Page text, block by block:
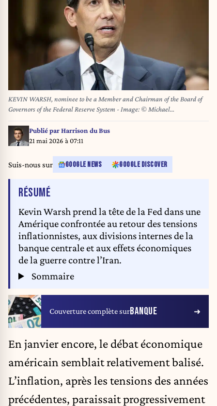
KEVIN WARSH, nominee to be a Member and Chairman of the Board of
Governors of the Federal Reserve System - Image: © Michael
Brochstein/ZUMA Press Wire)
Publié parHarrison du Bus
21 mai 2026 à 07:11
Suis-nous sur GOOGLE NEWS GOOGLE DISCOVER
RÉSUMÉDE L'ARTICLE
Kevin Warsh prend la tête de la Fed dans une
Amérique confrontée au retour des tensions
inflationnistes, aux divisions internes de la
banque centrale et aux effets économiques
de la guerre contre l’Iran.
Sommaire
Couverture complète surBANQUE
En janvier encore, le débat économique
américain semblait relativement balisé.
L’inflation, après les tensions des années
précédentes, paraissait progressivement